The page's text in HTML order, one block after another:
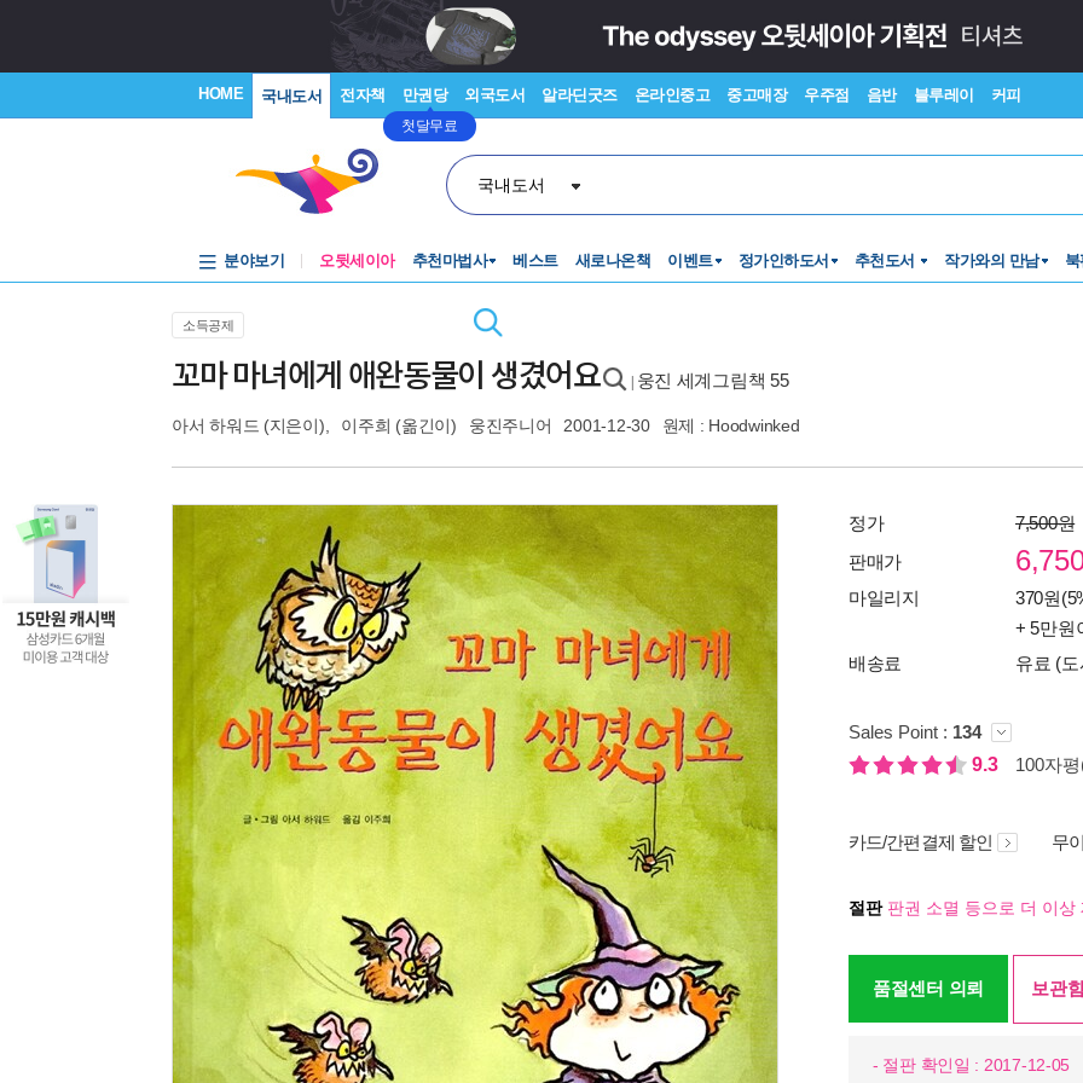
HOME 국내도서 전자책 만권당
첫달무료
외국도서 알라딘굿즈 온라인중고 중고매장 우주점 음반 블루레이 커피
국내도서
분야보기 오뒷세이아 추천마법사 베스트 새로나온책 이벤트 정가인하도서 추천도서 작가와의 만남
소득공제
꼬마 마녀에게 애완동물이 생겼어요 웅진 세계그림책 55
아서 하워드 (지은이), 이주희 (옮긴이) 웅진주니어 2001-12-30 원제 : Hoodwinked
정가
7,500원
판매가
마일리지
370원
+ 5만원
배송료
유료 (
Sales Point : 134
9.3
100자
카드/간편결제 할인 무
절판판권 소멸 등으로 더 이상
품절센터 의뢰 보관
- 절판 확인일 : 2017-12-05